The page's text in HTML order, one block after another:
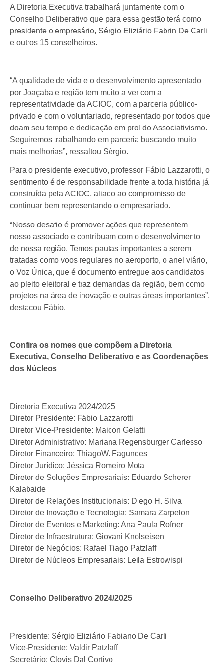
A Diretoria Executiva trabalhará juntamente com o
Conselho Deliberativo que para essa gestão terá como
presidente o empresário, Sérgio Eliziário Fabrin De Carli
e outros 15 conselheiros.
“A qualidade de vida e o desenvolvimento apresentado
por Joaçaba e região tem muito a ver com a
representatividade da ACIOC, com a parceria público-
privado e com o voluntariado, representado por todos que
doam seu tempo e dedicação em prol do Associativismo.
Seguiremos trabalhando em parceria buscando muito
mais melhorias”, ressaltou Sérgio.
Para o presidente executivo, professor Fábio Lazzarotti, o
sentimento é de responsabilidade frente a toda história já
construída pela ACIOC, aliado ao compromisso de
continuar bem representando o empresariado.
“Nosso desafio é promover ações que representem
nosso associado e contribuam com o desenvolvimento
de nossa região. Temos pautas importantes a serem
tratadas como voos regulares no aeroporto, o anel viário,
o Voz Única, que é documento entregue aos candidatos
ao pleito eleitoral e traz demandas da região, bem como
projetos na área de inovação e outras áreas importantes”,
destacou Fábio.
Confira os nomes que compõem a Diretoria
Executiva, Conselho Deliberativo e as Coordenações
dos Núcleos
Diretoria Executiva 2024/2025
Diretor Presidente: Fábio Lazzarotti
Diretor Vice-Presidente: Maicon Gelatti
Diretor Administrativo: Mariana Regensburger Carlesso
Diretor Financeiro: ThiagoW. Fagundes
Diretor Jurídico: Jéssica Romeiro Mota
Diretor de Soluções Empresariais: Eduardo Scherer
Kalabaide
Diretor de Relações Institucionais: Diego H. Silva
Diretor de Inovação e Tecnologia: Samara Zarpelon
Diretor de Eventos e Marketing: Ana Paula Rofner
Diretor de Infraestrutura: Giovani Knolseisen
Diretor de Negócios: Rafael Tiago Patzlaff
Diretor de Núcleos Empresariais: Leila Estrowispi
Conselho Deliberativo 2024/2025
Presidente: Sérgio Eliziário Fabiano De Carli
Vice-Presidente: Valdir Patzlaff
Secretário: Clovis Dal Cortivo